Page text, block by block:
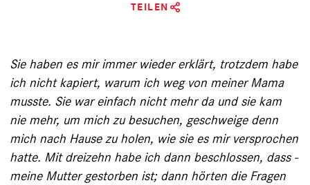
TEILEN
Sie haben es mir immer wieder erklärt, trotzdem habe
ich nicht kapiert, warum ich weg von meiner Mama
musste. Sie war einfach nicht mehr da und sie kam
nie mehr, um mich zu be­suchen, geschweige denn
mich nach Hause zu holen, wie sie es mir versprochen
hatte. Mit dreizehn habe ich dann beschlossen, dass ­
meine Mutter gestorben ist; dann hörten die Fragen